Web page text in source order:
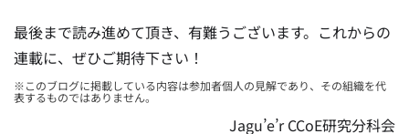
最後まで読み進めて頂き、有難うございます。これからの
連載に、ぜひご期待下さい！
※このブログに掲載している内容は参加者個人の見解であり、その組織を代
表するものではありません。
Jagu’e’r CCoE研究分科会